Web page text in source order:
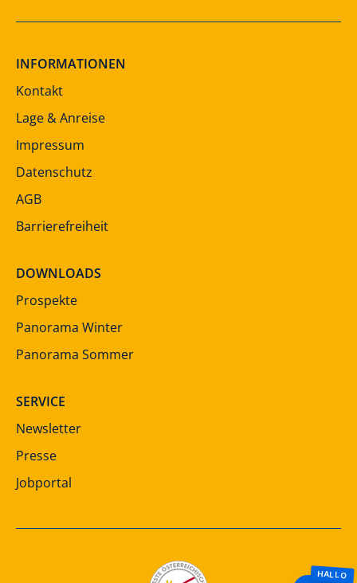
INFORMATIONEN
Kontakt
Lage & Anreise
Impressum
Datenschutz
AGB
Barrierefreiheit
DOWNLOADS
Prospekte
Panorama Winter
Panorama Sommer
SERVICE
Newsletter
Presse
Jobportal